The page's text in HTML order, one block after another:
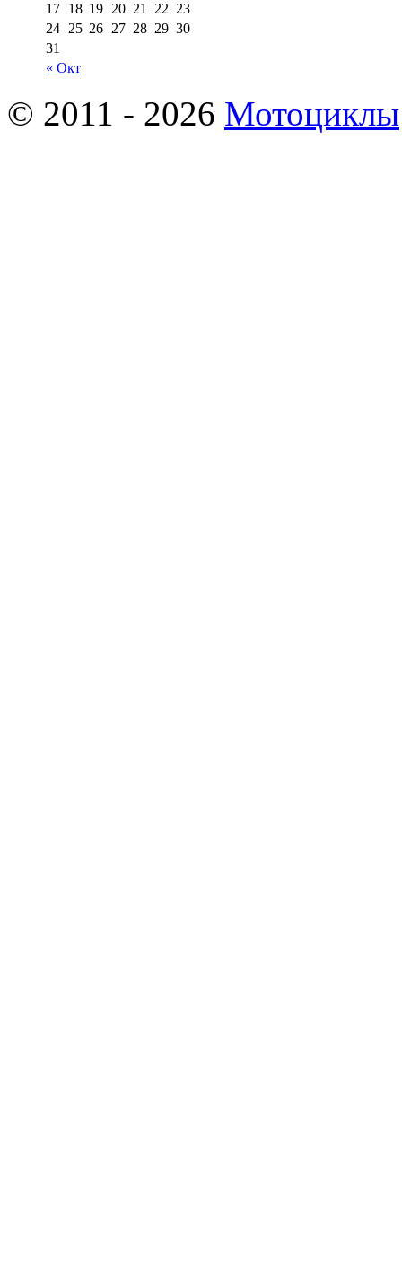
« Окт
17 18 19 20 21 22 23
24 25 26 27 28 29 30
31
© 2011 - 2026 Мотоциклы